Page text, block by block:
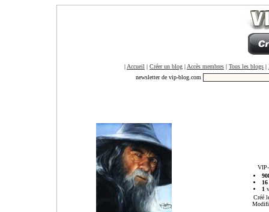
| Accueil | Créer un blog | Accès membres | Tous les blogs |
newsletter de vip-blog.com
16
1
Créé